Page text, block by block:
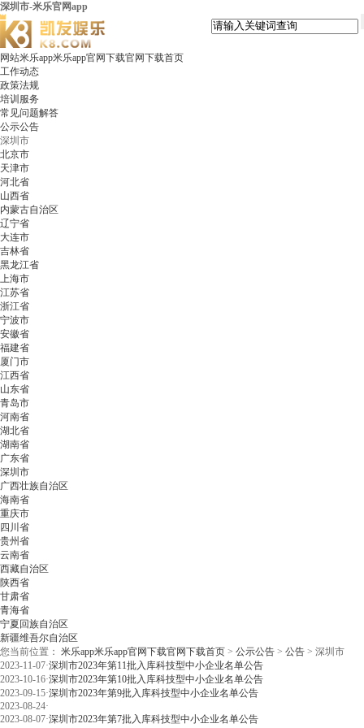
深圳市-米乐官网app
网站米乐app米乐app官网下载官网下载首页
工作动态
政策法规
培训服务
常见问题解答
公示公告
深圳市
北京市
天津市
河北省
山西省
内蒙古自治区
辽宁省
大连市
吉林省
黑龙江省
上海市
江苏省
浙江省
宁波市
安徽省
福建省
厦门市
江西省
山东省
青岛市
河南省
湖北省
湖南省
广东省
深圳市
广西壮族自治区
海南省
重庆市
四川省
贵州省
云南省
西藏自治区
陕西省
甘肃省
青海省
宁夏回族自治区
新疆维吾尔自治区
您当前位置： 米乐app米乐app官网下载官网下载首页 > 公示公告 > 公告 > 深圳市
2023-11-07·深圳市2023年第11批入库科技型中小企业名单公告
2023-10-16·深圳市2023年第10批入库科技型中小企业名单公告
2023-09-15·深圳市2023年第9批入库科技型中小企业名单公告
2023-08-24·
2023-08-07·深圳市2023年第7批入库科技型中小企业名单公告